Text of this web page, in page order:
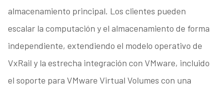
almacenamiento principal. Los clientes pueden
escalar la computación y el almacenamiento de forma
independiente, extendiendo el modelo operativo de
VxRail y la estrecha integración con VMware, incluido
el soporte para VMware Virtual Volumes con una